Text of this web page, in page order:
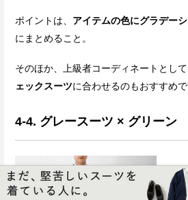
ポイントは、 アイテムの色にグラデー
にまとめること。
そのほか、上級者コーディネートとして
ェックスーツに合わせるのもおすすめ
4-4. グレースーツ × グリーン